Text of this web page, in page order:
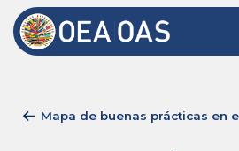
Mapa de buenas prácticas en